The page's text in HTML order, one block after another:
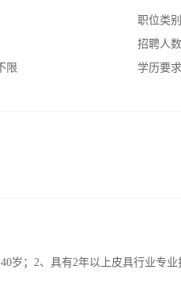
限
职位类别
招聘人数
学历要求
岁；2、具有2年以上皮具行业专